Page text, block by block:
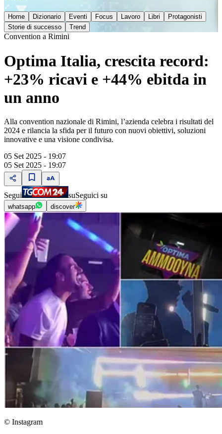
Home Dizionario Eventi Focus Lavoro Libri
Protagonisti
Storie di successo
Trend
Convention a Rimini
Optima Italia, crescita record:
+23% ricavi e +44% ebitda in
un anno
Alla convention nazionale di Rimini, l’azienda celebra i risultati del
2024 e rilancia la sfida per il futuro con nuovi obiettivi, soluzioni
innovative e una visione condivisa.
05 Set 2025 - 19:07
05 Set 2025 - 19:07
Segui suSeguici su
whatsapp discover
© Instagram